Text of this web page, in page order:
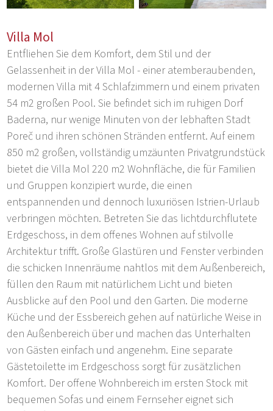
Villa Mol
Entfliehen Sie dem Komfort, dem Stil und der
Gelassenheit in der Villa Mol - einer atemberaubenden,
modernen Villa mit 4 Schlafzimmern und einem privaten
54 m2 großen Pool. Sie befindet sich im ruhigen Dorf
Baderna, nur wenige Minuten von der lebhaften Stadt
Poreč und ihren schönen Stränden entfernt. Auf einem
850 m2 großen, vollständig umzäunten Privatgrundstück
bietet die Villa Mol 220 m2 Wohnfläche, die für Familien
und Gruppen konzipiert wurde, die einen
entspannenden und dennoch luxuriösen Istrien-Urlaub
verbringen möchten. Betreten Sie das lichtdurchflutete
Erdgeschoss, in dem offenes Wohnen auf stilvolle
Architektur trifft. Große Glastüren und Fenster verbinden
die schicken Innenräume nahtlos mit dem Außenbereich,
füllen den Raum mit natürlichem Licht und bieten
Ausblicke auf den Pool und den Garten. Die moderne
Küche und der Essbereich gehen auf natürliche Weise in
den Außenbereich über und machen das Unterhalten
von Gästen einfach und angenehm. Eine separate
Gästetoilette im Erdgeschoss sorgt für zusätzlichen
Komfort. Der offene Wohnbereich im ersten Stock mit
bequemen Sofas und einem Fernseher eignet sich